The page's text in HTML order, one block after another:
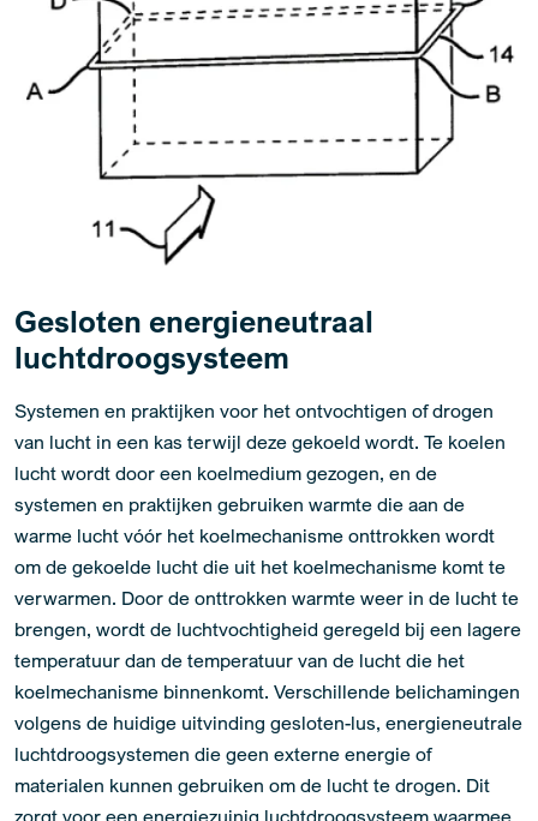
Gesloten energieneutraal
luchtdroogsysteem
Systemen en praktijken voor het ontvochtigen of drogen
van lucht in een kas terwijl deze gekoeld wordt. Te koelen
lucht wordt door een koelmedium gezogen, en de
systemen en praktijken gebruiken warmte die aan de
warme lucht vóór het koelmechanisme onttrokken wordt
om de gekoelde lucht die uit het koelmechanisme komt te
verwarmen. Door de onttrokken warmte weer in de lucht te
brengen, wordt de luchtvochtigheid geregeld bij een lagere
temperatuur dan de temperatuur van de lucht die het
koelmechanisme binnenkomt. Verschillende belichamingen
volgens de huidige uitvinding gesloten-lus, energieneutrale
luchtdroogsystemen die geen externe energie of
materialen kunnen gebruiken om de lucht te drogen. Dit